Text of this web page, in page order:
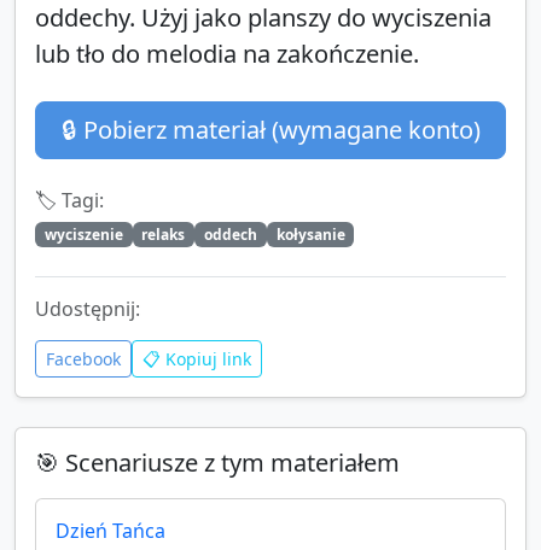
oddechy. Użyj jako planszy do wyciszenia
lub tło do melodia na zakończenie.
🔒 Pobierz materiał (wymagane konto)
🏷️ Tagi:
wyciszenie relaks oddech kołysanie
Udostępnij:
Facebook 📋 Kopiuj link
🎯 Scenariusze z tym materiałem
Dzień Tańca